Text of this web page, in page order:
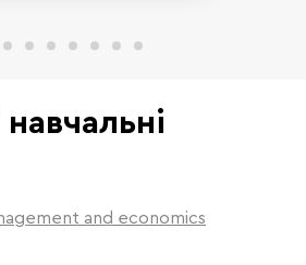
and economics